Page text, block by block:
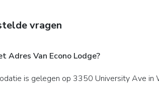
vragen
Adres Van Econo Lodge?
is gelegen op 3350 University Ave in